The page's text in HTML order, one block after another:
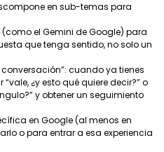
en sub-temas para
el Gemini de Google) para
que tenga sentido, no solo un
cuando ya tienes
¿y esto qué quiere decir?” o
y obtener un seguimiento
en Google (al menos en
o para entrar a esa experiencia